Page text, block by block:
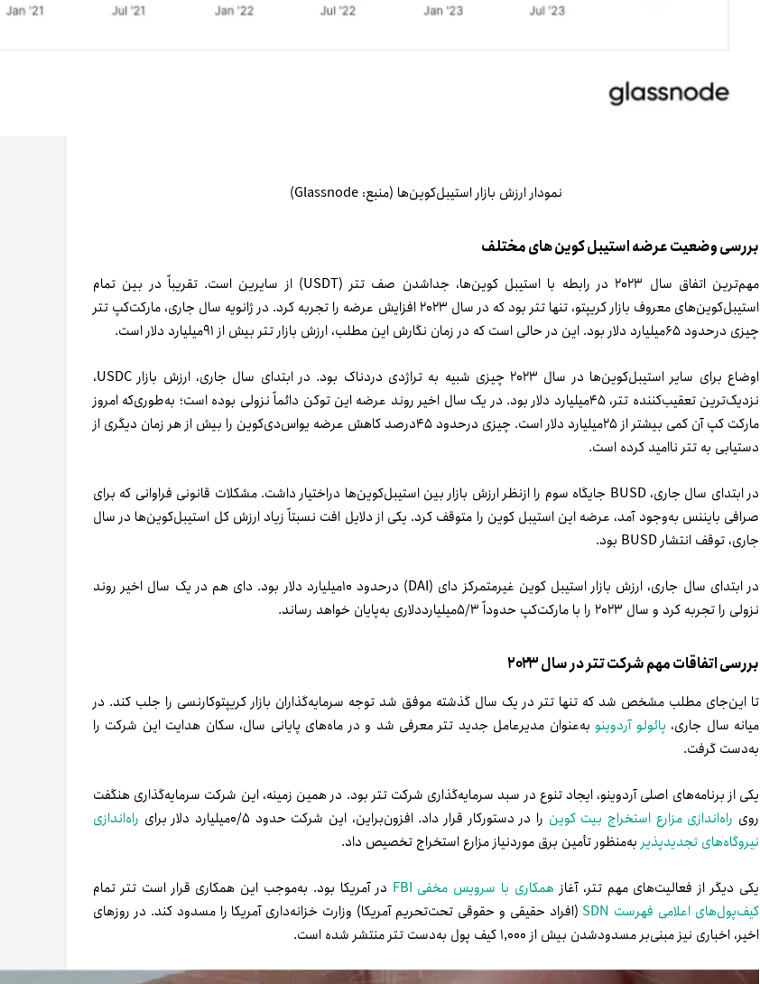
نمودار ارزش بازار استیبل‌کوین‌ها (منبع: Glassnode
)
بررسی وضعیت عرضه استیبل کوین های مختلف
مهم‌ترین اتفاق سال ۲۰۲۳ در رابطه با استیبل کوین‌ها، جدا‌شدن صف تتر (USDT) از سایرین است. تقریباً در بین تمام
استیبل‌کوین‌های معروف بازار کریپتو، تنها تتر بود که در سال ۲۰۲۳ افزایش عرضه را تجربه کرد. در ژانویه سال جاری، مارکت‌کپ تتر
چیزی در‌حدود ۶۵میلیارد دلار بود. این در حالی است که در زمان نگارش این مطلب، ارزش بازار تتر بیش از ۹۱میلیارد دلار است.
اوضاع برای سایر استیبل‌کوین‌ها در سال ۲۰۲۳ چیزی شبیه به تراژدی دردناک بود. در ابتدای سال جاری، ارزش بازار USDC،
نزدیک‌ترین تعقیب‌کننده تتر، ۴۵‌میلیارد دلار بود. در یک سال اخیر روند عرضه این توکن دائماً نزولی بوده است؛ به‌طوری‌که امروز
مارکت کپ آن کمی بیشتر از ۲۵میلیارد دلار است. چیزی در‌حدود ۴۵درصد کاهش عرضه یو‌اس‌دی‌کوین را بیش از هر زمان دیگری از
دستیابی به تتر ناامید کرده است.
در ابتدای سال جاری، BUSD جایگاه سوم را از‌نظر ارزش بازار بین استیبل‌کوین‌ها در‌اختیار داشت. مشکلات قانونی فراوانی که برای
صرافی بایننس به‌وجود آمد، عرضه این استیبل کوین را متوقف کرد. یکی از دلایل افت نسبتاً زیاد ارزش کل استیبل‌کوین‌ها در سال
جاری، توقف انتشار BUSD بود.
در ابتدای سال جاری، ارزش بازار استیبل کوین غیرمتمرکز دای (DAI) در‌حدود ۱۰میلیارد دلار بود. دای هم در یک سال اخیر روند
نزولی را تجربه کرد و سال ۲۰۲۳ را با مارکت‌کپ حدوداً ۵/۳میلیارد‌دلاری به‌پایان خواهد رساند.
بررسی اتفاقات مهم شرکت تتر در سال ۲۰۲۳
تا این‌جای مطلب مشخص شد که تنها تتر در یک سال گذشته موفق شد توجه سرمایه‌گذاران بازار کریپتوکارنسی را جلب کند. در
میانه سال جاری، پائولو آردوینو به‌عنوان مدیرعامل جدید تتر معرفی شد و در ماه‌های پایانی سال، سکان هدایت این شرکت را
به‌دست گرفت.
یکی از برنامه‌های اصلی آردوینو، ایجاد تنوع در سبد سرمایه‌گذاری شرکت تتر بود. در همین زمینه، این شرکت سرمایه‌گذاری هنگفت
روی راه‌اندازی مزارع استخراج بیت کوین را در دستور‌کار قرار داد. افزون‌براین، این شرکت حدود ۰/۵میلیارد دلار برای
راه‌اندازی
نیروگاه‌های تجدیدپذیربه‌منظور تأمین برق مورد‌نیاز مزارع استخراج تخصیص داد.
یکی دیگر از فعالیت‌های مهم تتر، آغاز همکاری با سرویس مخفی FBI
در آمریکا بود. به‌موجب این همکاری قرار است تتر تمام
کیف‌پول‌های اعلامی فهرست SDN
(افراد حقیقی و حقوقی تحت‌تحریم آمریکا) وزارت خزانه‌داری آمریکا را مسدود کند. در روزهای
اخیر، اخباری نیز مبنی‌‌بر مسدود‌شدن بیش از ۱,۰۰۰ کیف پول به‌دست تتر منتشر شده است.